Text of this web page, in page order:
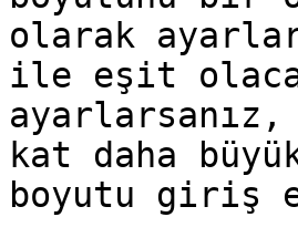
olarak
ile eşit
kat daha
boyutu giriş